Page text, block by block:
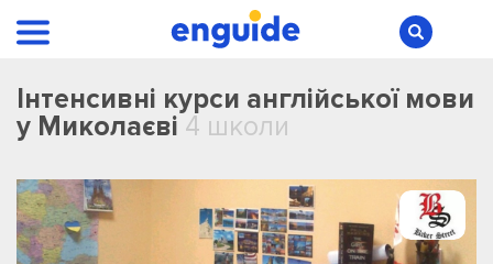
Інтенсивні курси англійської мови
у Миколаєві 4 школи